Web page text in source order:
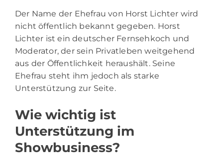
Der Name der Ehefrau von Horst Lichter wird
nicht öffentlich bekannt gegeben. Horst
Lichter ist ein deutscher Fernsehkoch und
Moderator, der sein Privatleben weitgehend
aus der Öffentlichkeit heraushält. Seine
Ehefrau steht ihm jedoch als starke
Unterstützung zur Seite.
Wie wichtig ist
Unterstützung im
Showbusiness?